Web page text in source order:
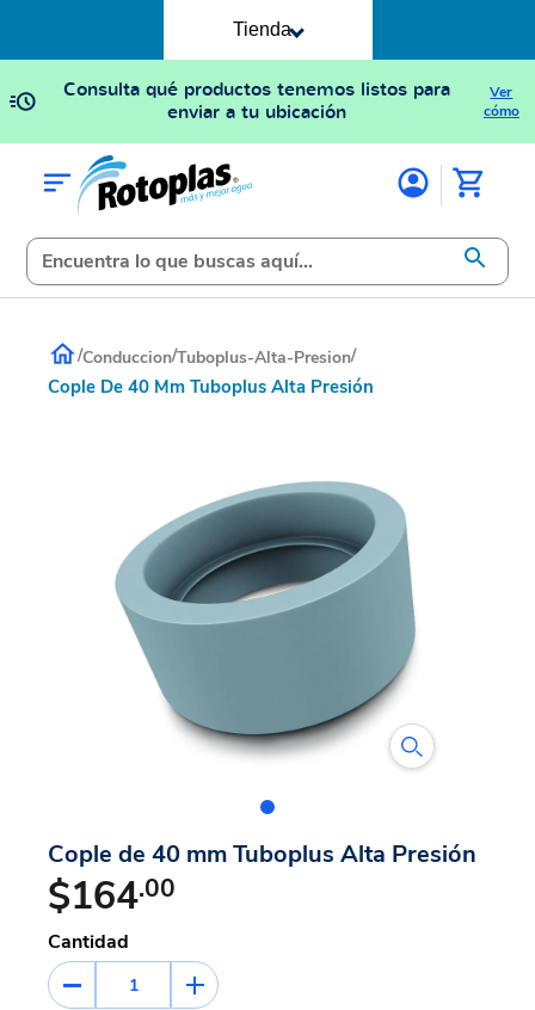
Tienda
Consulta qué productos tenemos listos para
enviar a tu ubicación
Ver
cómo
/Conduccion/Tuboplus-Alta-Presion/
Cople De 40 Mm Tuboplus Alta Presión
Cople de 40 mm Tuboplus Alta Presión
$164.00
Cantidad
1